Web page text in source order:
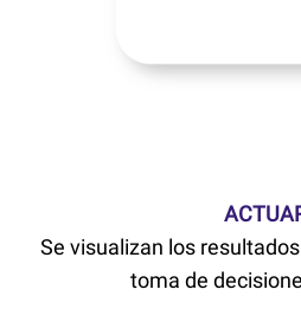
Se visualizan los
toma de